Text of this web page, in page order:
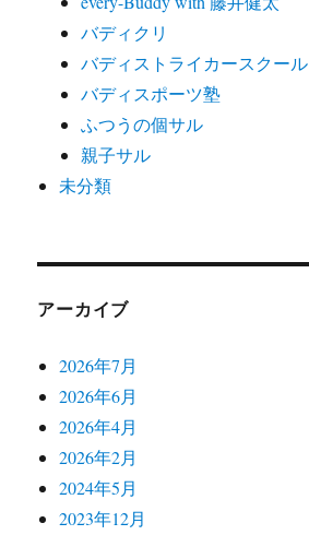
バディクリ
バディストライカースクール
バディスポーツ塾
ふつうの個サル
親子サル
未分類
アーカイブ
2026年7月
2026年6月
2026年4月
2026年2月
2024年5月
2023年12月